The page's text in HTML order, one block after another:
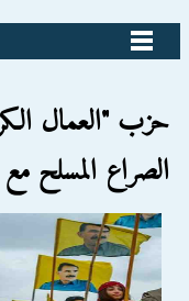
حزب "العمال
الصراع المسلح مع